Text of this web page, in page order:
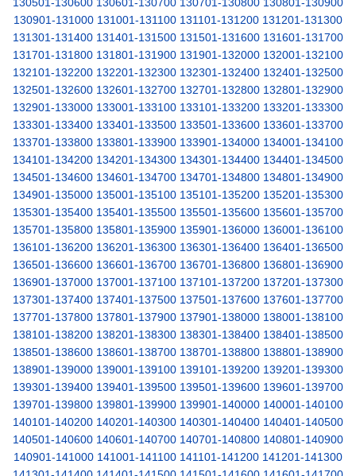
130901-131000 131001-131100 131101-131200 131201-131300
131301-131400 131401-131500 131501-131600 131601-131700
131701-131800 131801-131900 131901-132000 132001-132100
132101-132200 132201-132300 132301-132400 132401-132500
132501-132600 132601-132700 132701-132800 132801-132900
132901-133000 133001-133100 133101-133200 133201-133300
133301-133400 133401-133500 133501-133600 133601-133700
133701-133800 133801-133900 133901-134000 134001-134100
134101-134200 134201-134300 134301-134400 134401-134500
134501-134600 134601-134700 134701-134800 134801-134900
134901-135000 135001-135100 135101-135200 135201-135300
135301-135400 135401-135500 135501-135600 135601-135700
135701-135800 135801-135900 135901-136000 136001-136100
136101-136200 136201-136300 136301-136400 136401-136500
136501-136600 136601-136700 136701-136800 136801-136900
136901-137000 137001-137100 137101-137200 137201-137300
137301-137400 137401-137500 137501-137600 137601-137700
137701-137800 137801-137900 137901-138000 138001-138100
138101-138200 138201-138300 138301-138400 138401-138500
138501-138600 138601-138700 138701-138800 138801-138900
138901-139000 139001-139100 139101-139200 139201-139300
139301-139400 139401-139500 139501-139600 139601-139700
139701-139800 139801-139900 139901-140000 140001-140100
140101-140200 140201-140300 140301-140400 140401-140500
140501-140600 140601-140700 140701-140800 140801-140900
140901-141000 141001-141100 141101-141200 141201-141300